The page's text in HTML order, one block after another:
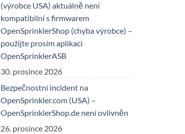
(výrobce USA) aktuálně není
kompatibilní s firmwarem
OpenSprinklerShop (chyba výrobce) –
použijte prosím aplikaci
OpenSprinklerASB
30. prosince 2026
Bezpečnostní incident na
OpenSprinkler.com (USA) –
OpenSprinklerShop.de není ovlivněn
26. prosince 2026